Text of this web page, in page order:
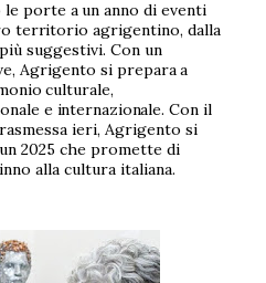
le porte a un anno di eventi
territorio agrigentino, dalla
più suggestivi. Con un
Agrigento si prepara a
culturale,
e internazionale. Con il
ieri, Agrigento si
un 2025 che promette di
alla cultura italiana.